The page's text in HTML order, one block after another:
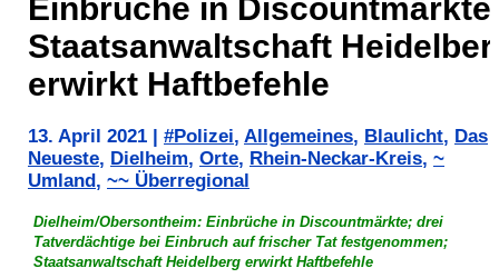
Einbrüche in Discountmärkte
Staatsanwaltschaft
erwirkt Haftbefehle
13. April 2021 #Polizei, Allgemeines, Blaulicht, Das
Neueste, Dielheim, Orte, Rhein-Neckar-Kreis, ~
Umland , ~~ Überregional
Dielheim/Obersontheim: Einbrüche in Discountmärkte; drei
Tatverdächtige bei Einbruch auf frischer Tat festgenommen;
Staatsanwaltschaft Heidelberg erwirkt Haftbefehle